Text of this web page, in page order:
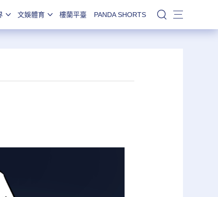
文娛體育 樓蘭平臺 PANDA SHORTS 站內搜索